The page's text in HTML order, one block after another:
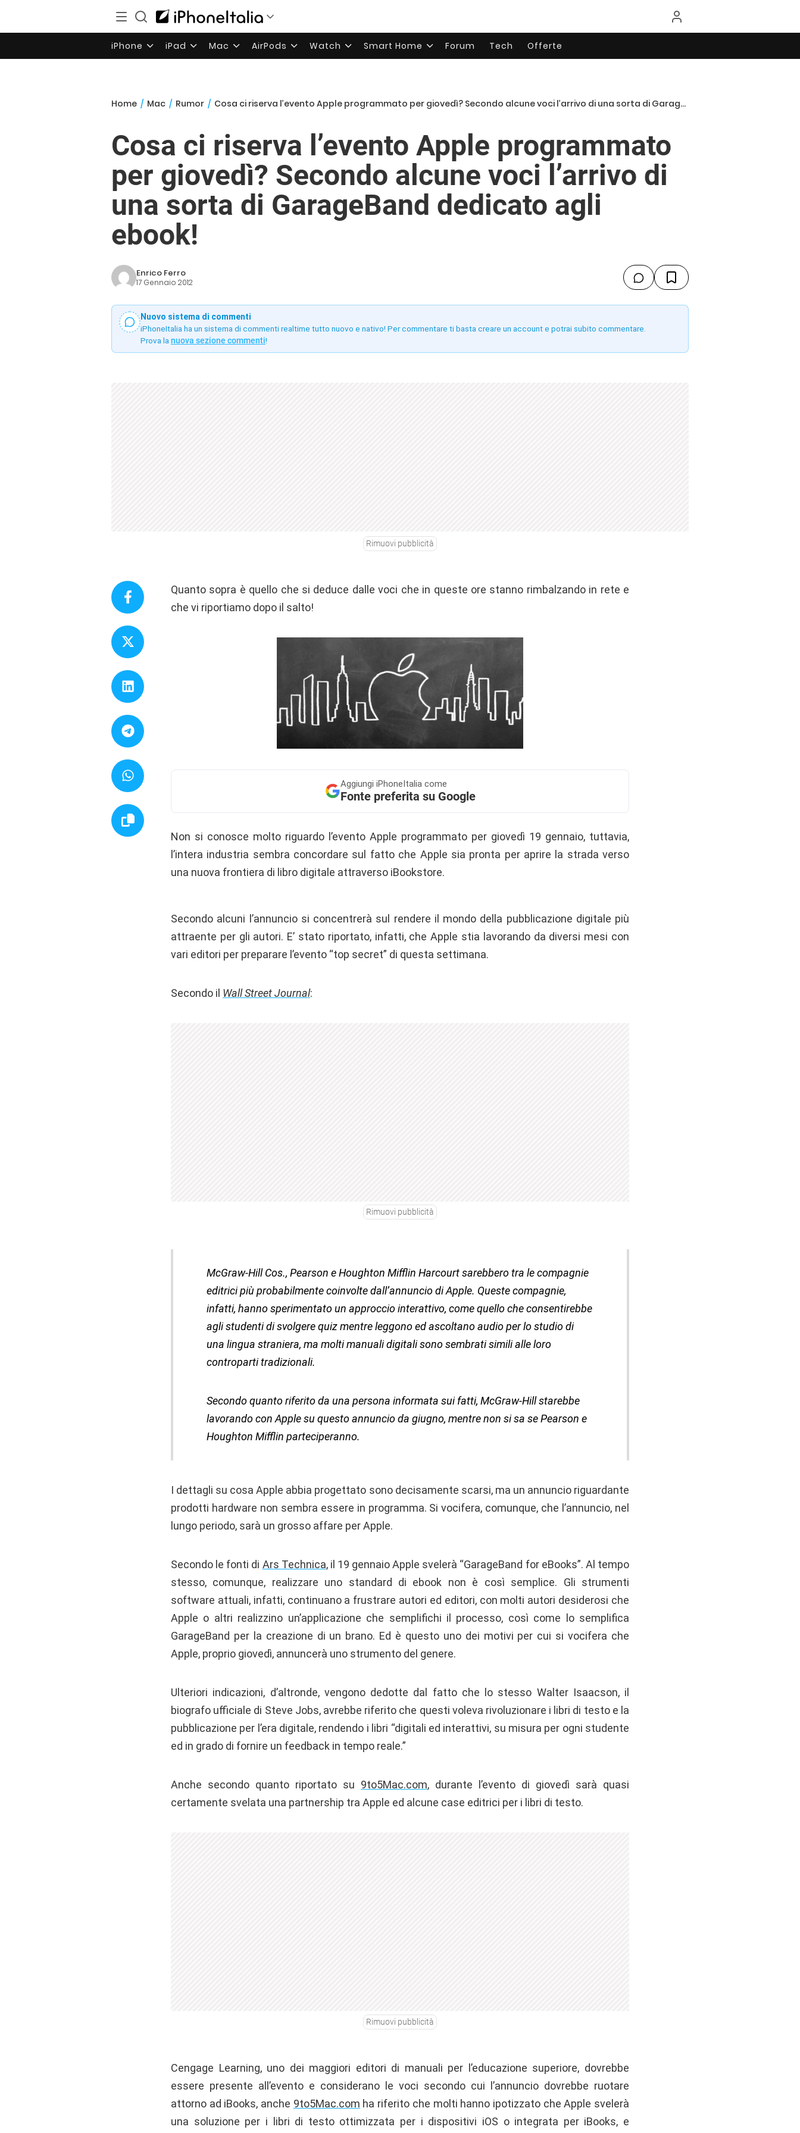
iPhone iPad Mac AirPods Watch Smart Home Forum Tech Offerte
Home / Mac / Rumor / Cosa ci riserva l’evento Apple programmato per giovedì? Secondo alcune voci l’arrivo di una sorta di GarageBand dedicato agli ebook!
Cosa ci riserva l’evento Apple programmato
per giovedì? Secondo alcune voci l’arrivo di
una sorta di GarageBand dedicato agli
ebook!
Enrico Ferro
17 Gennaio 2012
Nuovo sistema di commenti
iPhoneItalia ha un sistema di commenti realtime tutto nuovo e nativo! Per commentare ti basta creare un account e potrai subito commentare.
Prova la nuova sezione commenti!
Rimuovi pubblicità
Quanto sopra è quello che si deduce dalle voci che in queste ore stanno rimbalzando in rete e
che vi riportiamo dopo il salto!
Aggiungi iPhoneItalia come
Fonte preferita su Google
Non si conosce molto riguardo l’evento Apple programmato per giovedì 19 gennaio, tuttavia,
l’intera industria sembra concordare sul fatto che Apple sia pronta per aprire la strada verso
una nuova frontiera di libro digitale attraverso iBookstore.
Secondo alcuni l’annuncio si concentrerà sul rendere il mondo della pubblicazione digitale più
attraente per gli autori. E’ stato riportato, infatti, che Apple stia lavorando da diversi mesi con
vari editori per preparare l’evento “top secret” di questa settimana.
Secondo il Wall Street Journal:
Rimuovi pubblicità
McGraw-Hill Cos., Pearson e Houghton Mifflin Harcourt sarebbero tra le compagnie
editrici più probabilmente coinvolte dall’annuncio di Apple. Queste compagnie,
infatti, hanno sperimentato un approccio interattivo, come quello che consentirebbe
agli studenti di svolgere quiz mentre leggono ed ascoltano audio per lo studio di
una lingua straniera, ma molti manuali digitali sono sembrati simili alle loro
controparti tradizionali.
Secondo quanto riferito da una persona informata sui fatti, McGraw-Hill starebbe
lavorando con Apple su questo annuncio da giugno, mentre non si sa se Pearson e
Houghton Mifflin parteciperanno.
I dettagli su cosa Apple abbia progettato sono decisamente scarsi, ma un annuncio riguardante
prodotti hardware non sembra essere in programma. Si vocifera, comunque, che l’annuncio, nel
lungo periodo, sarà un grosso affare per Apple.
Secondo le fonti di Ars Technica, il 19 gennaio Apple svelerà “GarageBand for eBooks”. Al tempo
stesso, comunque, realizzare uno standard di ebook non è così semplice. Gli strumenti
software attuali, infatti, continuano a frustrare autori ed editori, con molti autori desiderosi che
Apple o altri realizzino un’applicazione che semplifichi il processo, così come lo semplifica
GarageBand per la creazione di un brano. Ed è questo uno dei motivi per cui si vocifera che
Apple, proprio giovedì, annuncerà uno strumento del genere.
Ulteriori indicazioni, d’altronde, vengono dedotte dal fatto che lo stesso Walter Isaacson, il
biografo ufficiale di Steve Jobs, avrebbe riferito che questi voleva rivoluzionare i libri di testo e la
pubblicazione per l’era digitale, rendendo i libri “digitali ed interattivi, su misura per ogni studente
ed in grado di fornire un feedback in tempo reale.”
Anche secondo quanto riportato su 9to5Mac.com, durante l’evento di giovedì sarà quasi
certamente svelata una partnership tra Apple ed alcune case editrici per i libri di testo.
Rimuovi pubblicità
Cengage Learning, uno dei maggiori editori di manuali per l’educazione superiore, dovrebbe
essere presente all’evento e considerano le voci secondo cui l’annuncio dovrebbe ruotare
attorno ad iBooks, anche 9to5Mac.com ha riferito che molti hanno ipotizzato che Apple svelerà
una soluzione per i libri di testo ottimizzata per i dispositivi iOS o integrata per iBooks, e